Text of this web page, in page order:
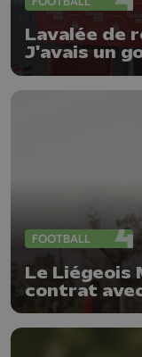
Lavalée de
J'avais un
FOOTBALL
Le Liégeois
contrat
l'Antwerp